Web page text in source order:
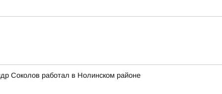
Соколов работал в Нолинском районе